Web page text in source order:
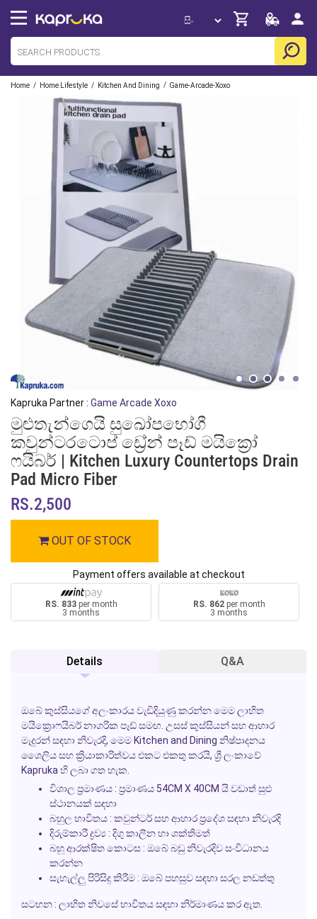
Home / Home Lifestyle / Kitchen And Dining / Game-Arcade-Xoxo
Kapruka Partner : Game Arcade Xoxo
මුළුතැන්ගෙයි සුඛෝපභෝගී
කවුන්ටරටොප් ඩ්‍රේන් පෑඩ් මයික්‍රෝ
ෆයිබර් | Kitchen Luxury Countertops Drain
Pad Micro Fiber
RS.2,500
OUT OF STOCK
Payment offers available at checkout
RS. 833per month
3 months
RS. 862per month
3 months
Details Q&A
ඔබේ කුස්සියගේ අලංකාරය වැඩිදියුණු කරන්න මෙම ලාභිත
මයික්‍රොෆයිබර් නාගරික පෑඩ් සමඟ. උසස් කුස්සියන් සහ ආහාර
මැදුරන් සඳහා නිවැරදි, මෙම Kitchen and Dining නිෂ්පාදනය
ශෛලිය සහ ක්‍රියාකාරිත්වය එකට එකතු කරයි, ශ්‍රී ලංකාවේ
Kapruka හි ලබා ගත හැක.
විශාල ප්‍රමාණය : ප්‍රමාණය 54CM X 40CM යි වඩාත් සුළු
ස්ථානයක් සඳහා
බහුල භාවිතය : කවුන්ටර් සහ ආහාර ප්‍රදේශ සඳහා නිවැරදි
දිරුම්කාරී ද්‍රව්‍ය : දිගු කාලීන හා ශක්තිමත්
බහු ආරක්ෂිත කොටස : ඔබේ බඩු නිවැරදිව සංවිධානය
කරන්න
සැහැල්ලු පිරිසිදු කිරීම : ඔබේ පහසුව සඳහා සරල නඩත්තු
සටහන : ලාභිත නිවසේ භාවිතය සඳහා නිර්මාණය කර ඇත.